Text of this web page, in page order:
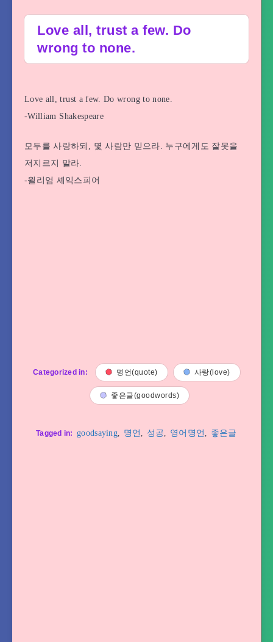
Love all, trust a few. Do
wrong to none.
Love all, trust a few. Do wrong to none.
-William Shakespeare
모두를 사랑하되, 몇 사람만 믿으라. 누구에게도 잘못을
저지르지 말라.
-윌리엄 셰익스피어
Categorized in: 명언(quote) 사랑(love)
좋은글(goodwords)
Tagged in: goodsaying, 명언, 성공, 영어명언, 좋은글